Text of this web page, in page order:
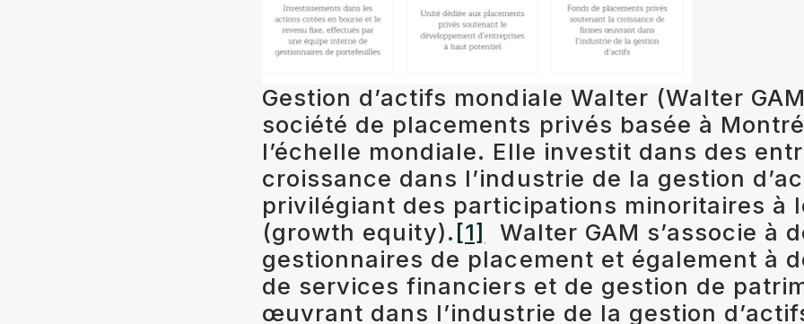
Gestion d’actifs mondiale Walter (Walter
société de placements privés basée à
l’échelle mondiale. ​Elle investit dans des
croissance dans l’industrie de la gestion
privilégiant des participations minoritaires à
(growth equity).[1]
Walter GAM s’associe à
gestionnaires de placement et également à
de services financiers et de gestion de
œuvrant dans l’industrie de la gestion